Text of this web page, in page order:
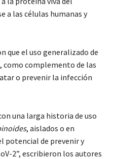
a las células humanas y
que el uso generalizado de
como complemento de las
o prevenir la infección
una larga historia de uso
, aislados o en
potencial de prevenir y
2”, escribieron los autores